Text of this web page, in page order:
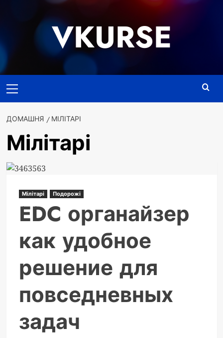
VKURSE
меню
ДОМАШНЯ МІЛІТАРІ
Мілітарі
Мілітарі Подорожі
EDC органайзер
как удобное
решение для
повседневных
задач